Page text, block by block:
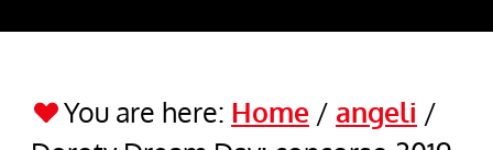
You are here: Home / angeli /